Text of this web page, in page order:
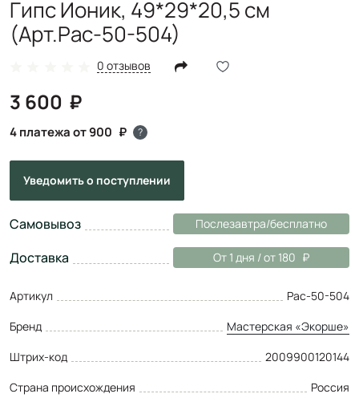
Гипс Ионик, 49*29*20,5 см
(Арт.Рас-50-504)
0 отзывов
3 600
4 платежа от 900 ?
Уведомитьо поступлении
Самовывоз Послезавтра/бесплатно
Доставка От 1 дня / от 180
Артикул
Рас-50-504
Бренд
Мастерская «Экорше»
Штрих-код
2009900120144
Страна происхождения
Россия